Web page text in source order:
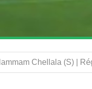
Chellala (S) |